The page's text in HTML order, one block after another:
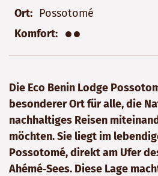
Ort
Possotomé
Komfort
●●
Die Eco Benin Lodge
besonderer Ort für alle, die
nachhaltiges Reisen
möchten. Sie liegt im
Possotomé, direkt am Ufer
Ahémé‑Sees. Diese Lage